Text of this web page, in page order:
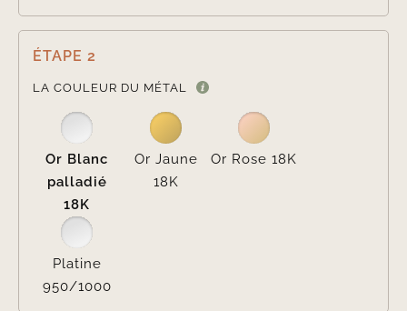
ÉTAPE 2
LA COULEUR DU MÉTAL
Or Blanc
palladié
18K
Or Jaune
18K
Or Rose 18K
Platine
950/1000